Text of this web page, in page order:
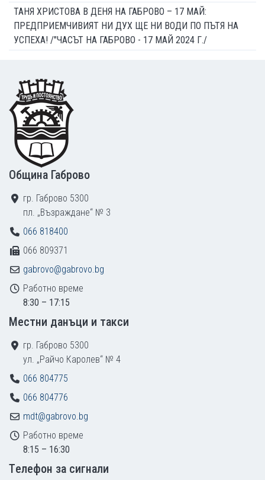
ТАНЯ ХРИСТОВА В ДЕНЯ НА ГАБРОВО – 17 МАЙ:
ПРЕДПРИЕМЧИВИЯТ НИ ДУХ ЩЕ НИ ВОДИ ПО ПЪТЯ НА
УСПЕХА! /"ЧАСЪТ НА ГАБРОВО - 17 МАЙ 2024 Г./
Footer
Община Габрово
гр. Габрово 5300
пл. „Възраждане“ № 3
066 818400
066 809371
gabrovo@gabrovo.bg
Работно време
8:30 – 17:15
Местни данъци и такси
гр. Габрово 5300
ул. „Райчо Каролев“ № 4
066 804775
066 804776
mdt@gabrovo.bg
Работно време
8:15 – 16:30
Tелефон за сигнали